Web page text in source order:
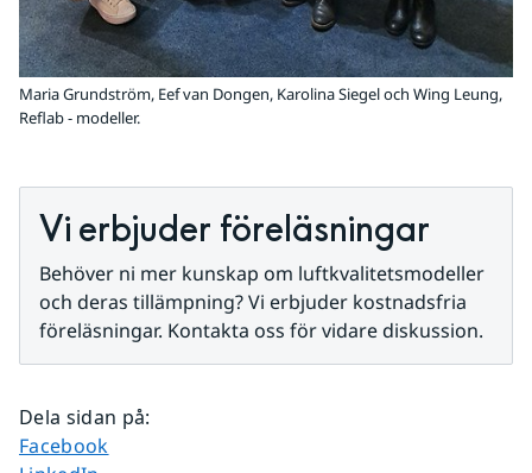
Maria Grundström, Eef van Dongen, Karolina Siegel och Wing Leung,
Reflab - modeller.
Vi erbjuder föreläsningar
Behöver ni mer kunskap om luftkvalitetsmodeller
och deras tillämpning? Vi erbjuder kostnadsfria
föreläsningar. Kontakta oss för vidare diskussion.
Dela sidan på:
Dela sidan på
Facebook